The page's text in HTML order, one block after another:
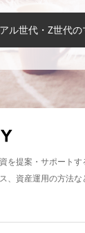
ル世代・Z世代
を提案・サポート
、資産運用の方法